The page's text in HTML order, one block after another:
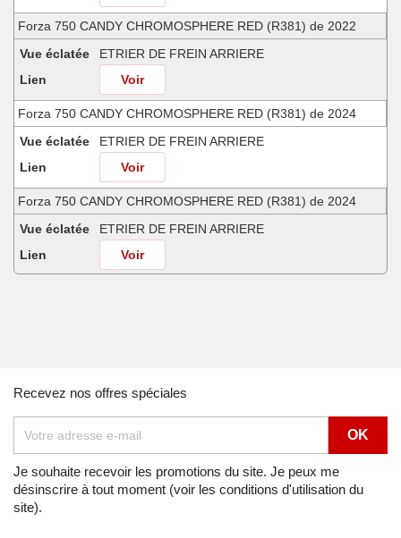
Forza 750 CANDY CHROMOSPHERE RED (R381) de 2022
Vue éclatée
ETRIER DE FREIN ARRIERE
Lien
Voir
Forza 750 CANDY CHROMOSPHERE RED (R381) de 2024
Vue éclatée
ETRIER DE FREIN ARRIERE
Lien
Voir
Forza 750 CANDY CHROMOSPHERE RED (R381) de 2024
Vue éclatée
ETRIER DE FREIN ARRIERE
Lien
Voir
ETRIER DE FREIN ARRIERE
Lien
Voir
Forza 750 IRIDIUM GRAY METALLIC (NHC65) de 2023
Vue éclatée
ETRIER DE FREIN ARRIERE
Lien
Recevez nos offres spéciales
Je souhaite recevoir les promotions du site. Je peux me
désinscrire à tout moment (voir les conditions d'utilisation du
site).